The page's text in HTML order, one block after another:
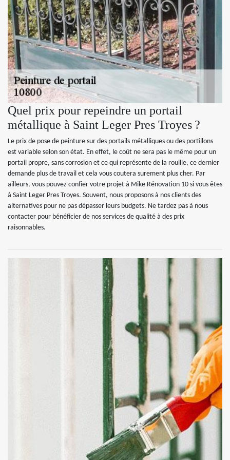
Quel prix pour repeindre un portail
métallique à Saint Leger Pres Troyes ?
Le prix de pose de peinture sur des portails métalliques ou des portillons
est variable selon son état. En effet, le coût ne sera pas le même pour un
portail propre, sans corrosion et ce qui représente de la rouille, ce dernier
demande plus de travail et cela vous coutera surement plus cher. Par
ailleurs, vous pouvez confier votre projet à Mike Rénovation 10 si vous êtes
à Saint Leger Pres Troyes. Souvent, nous proposons à nos clients des
alternatives pour ne pas dépasser leurs budgets. Ne tardez pas à nous
contacter pour bénéficier de nos services de qualité à des prix
raisonnables.